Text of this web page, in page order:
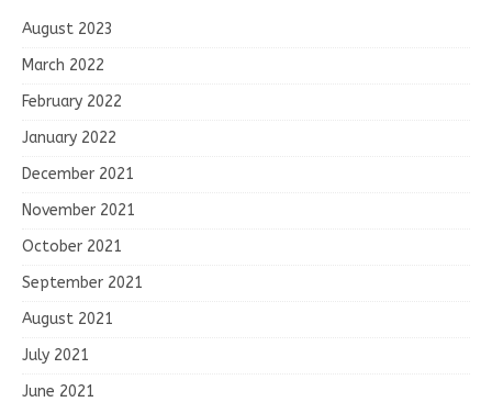
August 2023
March 2022
February 2022
January 2022
December 2021
November 2021
October 2021
September 2021
August 2021
July 2021
June 2021